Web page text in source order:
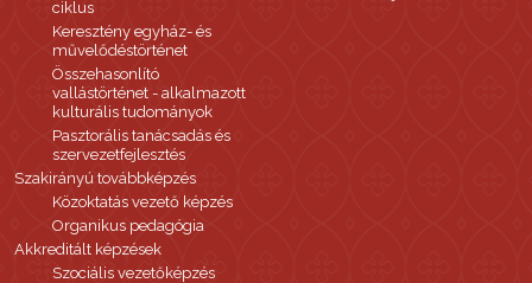
ciklus
Keresztény egyház- és
művelődéstörténet
Összehasonlító
vallástörténet - alkalmazott
kulturális tudományok
Pasztorális tanácsadás és
szervezetfejlesztés
Szakirányú továbbképzés
Közoktatás vezető képzés
Organikus pedagógia
Akkreditált képzések
Szociális vezetőképzés